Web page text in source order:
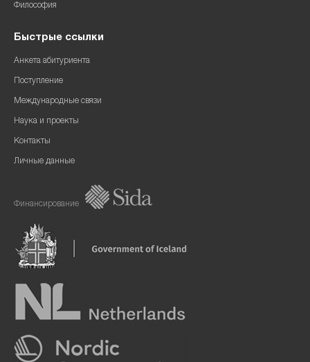
Философия
Быстрые ссылки
Анкета абитуриента
Поступление
Международные связи
Наука и проекты
Контакты
Личные данные
Финансирование